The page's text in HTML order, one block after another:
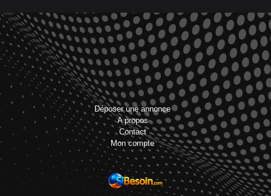
Déposer une annonce
A propos
Contact
Mon compte